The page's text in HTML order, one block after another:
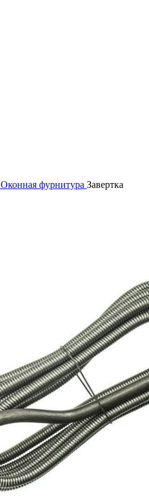
Оконная фурнитура Завертка